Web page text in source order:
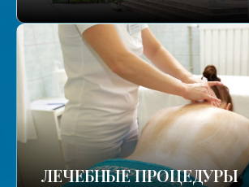
ЛЕЧЕБНЫЕ ПРОЦЕДУРЫ